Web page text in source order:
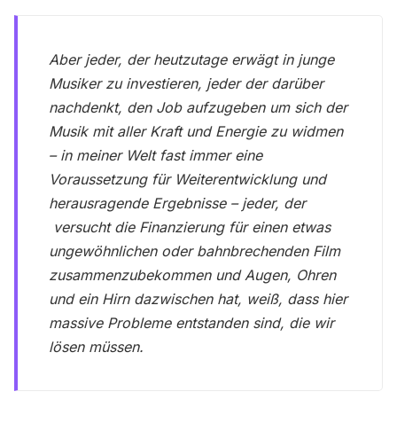
Aber jeder, der heutzutage erwägt in junge
Musiker zu investieren, jeder der darüber
nachdenkt, den Job aufzugeben um sich der
Musik mit aller Kraft und Energie zu widmen
– in meiner Welt fast immer eine
Voraussetzung für Weiterentwicklung und
herausragende Ergebnisse – jeder, der
versucht die Finanzierung für einen etwas
ungewöhnlichen oder bahnbrechenden Film
zusammenzubekommen und Augen, Ohren
und ein Hirn dazwischen hat, weiß, dass hier
massive Probleme entstanden sind, die wir
lösen müssen.